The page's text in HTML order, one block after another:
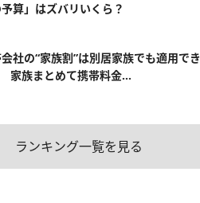
算」はズバリいくら？
社の“家族割”は別居家族でも適用でき
家族まとめて携帯料金...
ランキング一覧を見る